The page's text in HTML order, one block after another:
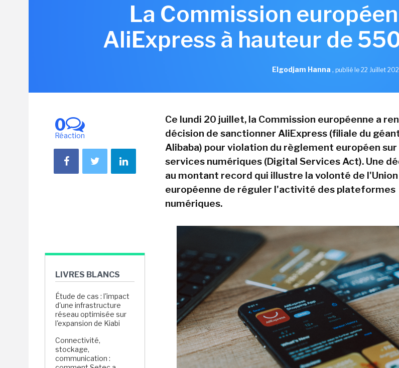
La Commission
AliExpress à hauteur de
Elgodjam Hanna , publié le 22 Juillet
0
Réaction
LIVRES BLANCS
Étude de cas : l'impact
d'une infrastructure
réseau optimisée sur
l'expansion de Kiabi
Connectivité,
stockage,
communication :
Ce lundi 20 juillet, la Commission européenne a
décision de sanctionner AliExpress (filiale du
Alibaba) pour violation du règlement européen sur
services numériques (Digital Services Act). Une
au montant record qui illustre la volonté de l'Union
européenne de réguler l'activité des plateformes
numériques.